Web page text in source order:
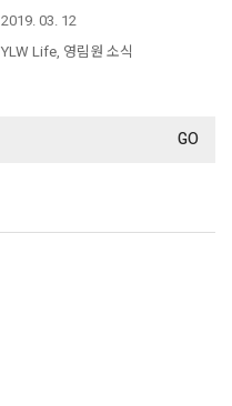
2019. 03. 12
YLW Life, 영림원 소식